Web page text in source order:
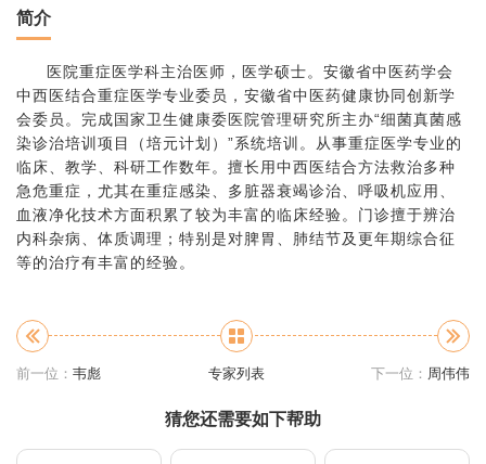
简介
医院重症医学科主治医师，医学硕士。安徽省中医药学会
中西医结合重症医学专业委员，安徽省中医药健康协同创新学
会委员。完成国家卫生健康委医院管理研究所主办“细菌真菌感
染诊治培训项目（培元计划）”系统培训。从事重症医学专业的
临床、教学、科研工作数年。擅长用中西医结合方法救治多种
急危重症，尤其在重症感染、多脏器衰竭诊治、呼吸机应用、
血液净化技术方面积累了较为丰富的临床经验。门诊擅于辨治
内科杂病、体质调理；特别是对脾胃、肺结节及更年期综合征
等的治疗有丰富的经验。
前一位： 韦彪 专家列表 下一位： 周伟伟
猜您还需要如下帮助